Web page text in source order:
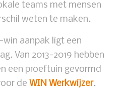
teams met mensen
weten te maken.
aanpak ligt een
Van 2013-2019 hebben
een proeftuin gevormd
de WIN Werkwijzer.